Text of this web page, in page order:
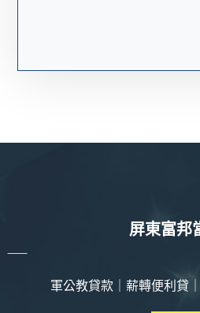
屏東富邦
軍公教貸款｜薪轉便利貸